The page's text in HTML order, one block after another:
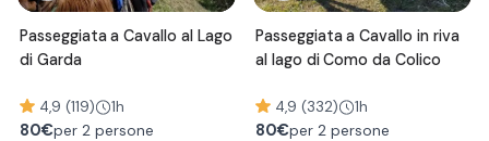
Passeggiata a Cavallo al Lago
di Garda
4,9 (119) 1h
80€per 2 persone
Passeggiata a Cavallo in riva
al lago di Como da Colico
4,9 (332) 1h
80€per 2 persone